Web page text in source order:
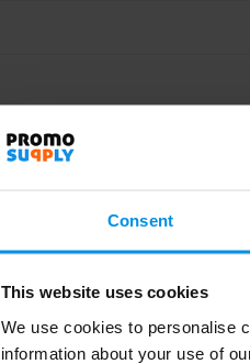
Consent
This website uses cookies
We use cookies to personalise
information about your use of